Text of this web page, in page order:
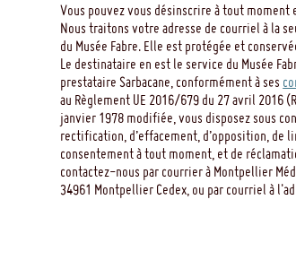
Vous pouvez vous désinscrire à tout
Nous traitons votre adresse de courriel à la
du Musée Fabre. Elle est protégée et
Le destinataire en est le service du Musée
prestataire Sarbacane, conformément à ses
au Règlement UE 2016/679 du 27 avril 2016
janvier 1978 modifiée, vous disposez sous
rectification, d’effacement, d’opposition,
consentement à tout moment, et de
contactez-nous par courrier à Montpellier
34961 Montpellier Cedex, ou par courriel à